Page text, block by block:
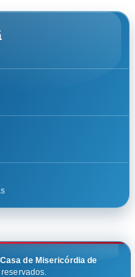
de Misericórdia de